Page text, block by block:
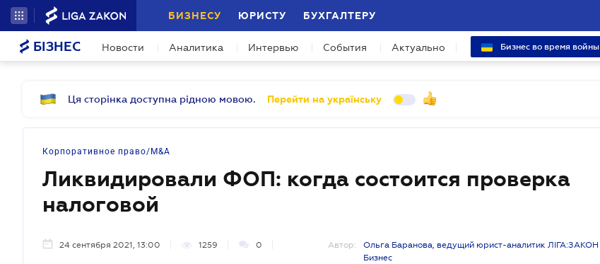
БИЗНЕСУ ЮРИСТУ БУХГАЛТЕРУ
БІЗНЕС Новости Аналитика Интервью События Актуально Бизнес во время войны
Ця сторінка доступна рідною мовою. Перейти на українську
Корпоративное право/M&A
Ликвидировали ФОП: когда состоится проверка
налоговой
24 сентября 2021, 13:00 1259 0 Автор:
Ольга Баранова, ведущий юрист-аналитик ЛІГА:ЗАКОН
Бизнес